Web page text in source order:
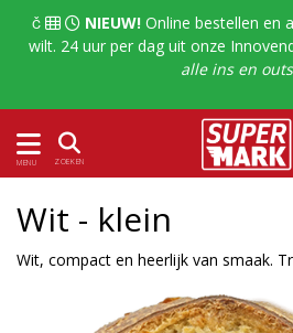
   NIEUW!Online bestellen en
wilt. 24 uur per dag uit onze
alle ins en
MENU ZOEKEN
Wit - klein
Wit, compact en heerlijk van smaak.